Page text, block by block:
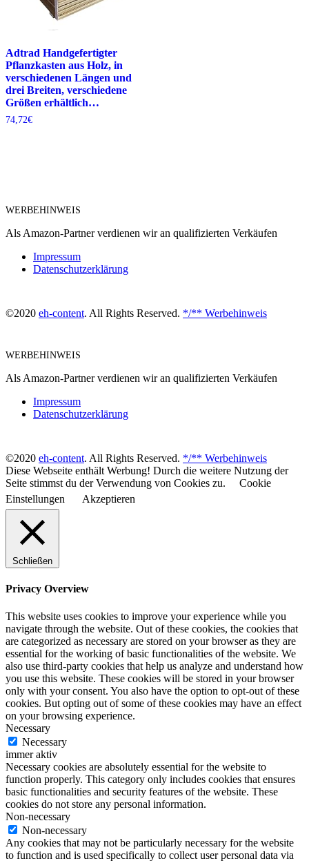
Adtrad Handgefertigter
Pflanzkasten aus Holz, in
verschiedenen Längen und
drei Breiten, verschiedene
Größen erhältlich…
74,72€
WERBEHINWEIS
Als Amazon-Partner verdienen wir an qualifizierten Verkäufen
Impressum
Datenschutzerklärung
©2020 eh-content. All Rights Reserved. */** Werbehinweis
WERBEHINWEIS
Als Amazon-Partner verdienen wir an qualifizierten Verkäufen
Impressum
Datenschutzerklärung
©2020 eh-content. All Rights Reserved. */** Werbehinweis
Diese Webseite enthält Werbung! Durch die weitere Nutzung der
Seite stimmst du der Verwendung von Cookies zu.
Cookie
Einstellungen
Akzeptieren
Schließen
Privacy Overview
This website uses cookies to improve your experience while you
navigate through the website. Out of these cookies, the cookies that
are categorized as necessary are stored on your browser as they are
essential for the working of basic functionalities of the website. We
also use third-party cookies that help us analyze and understand how
you use this website. These cookies will be stored in your browser
only with your consent. You also have the option to opt-out of these
cookies. But opting out of some of these cookies may have an effect
on your browsing experience.
Necessary
Necessary
immer aktiv
Necessary cookies are absolutely essential for the website to
function properly. This category only includes cookies that ensures
basic functionalities and security features of the website. These
cookies do not store any personal information.
Non-necessary
Non-necessary
Any cookies that may not be particularly necessary for the website
to function and is used specifically to collect user personal data via